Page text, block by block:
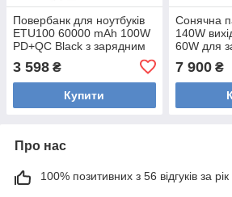
Повербанк для ноутбуків
ETU100 60000 mAh 100W
PD+QC Black з зарядним
3 598 ₴
Купити
Сонячна
140W
60W для
Starlink.
7 900₴
Про нас
100% позитивних з 56 відгуків за рік